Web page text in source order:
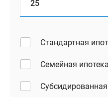
Стандартная
Семейная ипотека